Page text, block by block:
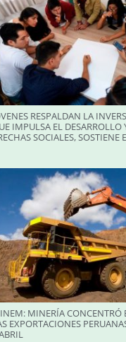
RESPALDAN LA
IMPULSA EL DESARROLLO
SOCIALES, SOSTIENE
MINERÍA CONCENTRÓ
EXPORTACIONES